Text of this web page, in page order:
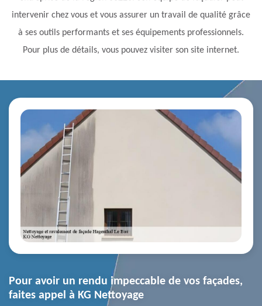
intervenir chez vous et vous assurer un travail de qualité grâce
à ses outils performants et ses équipements professionnels.
Pour plus de détails, vous pouvez visiter son site internet.
Pour avoir un rendu impeccable de vos façades,
faites appel à KG Nettoyage